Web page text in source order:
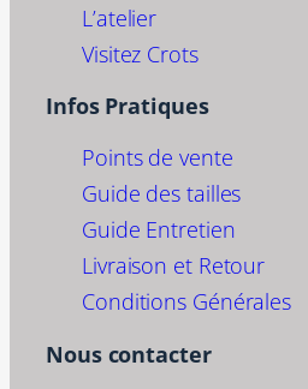
L’atelier
Visitez Crots
Infos Pratiques
Points de vente
Guide des tailles
Guide Entretien
Livraison et Retour
Conditions Générales
Nous contacter